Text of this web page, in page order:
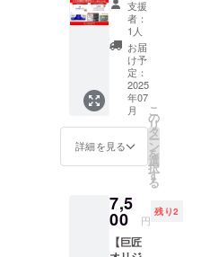
間掲載
（自動
更新あ
り） ・
掲載方
法：エ
ビ応援
団公式
HPに、
のお名
前を掲
意事
項：支
援時、
必ず備
き。こ
れほど
のサイ
ズと品
質の海
老を手
に入れ
ること
ができ
は、海
老好き
いチャ
ンスで
す。 養
殖では
を、ク
ラファ
ン記念
として
コスパ
最強の
リター
ン品 に
しまし
た！ 海
理され
た鮮度
はお墨
ロが厳
選した
「特大
サイズ
の大粒
エビ」
を、ク
ラファ
ン記念
として
ン品 に
しまし
た！ 海
老専門
応援
団」特
別セッ
ト】限
定100
個！ エ
ビ好き
にはた
まらな
い、楽
しく学
べる＆
イテム
満載の
セッ
ト！ ①
支援
者：
1人
お届
け予
定：
2025
年07
月
詳細を見る
こ
の
リ
タ
ー
ン
を
選
択
す
る
7,5
00 円
残り2
【巨匠